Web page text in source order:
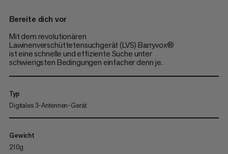
Bereite dich vor
Mit dem revolutionären
Lawinenverschüttetensuchgerät (LVS) Barryvox®
ist eine schnelle und effiziente Suche unter
schwierigsten Bedingungen einfacher denn je.
Typ
Digitales 3-Antennen-Gerät
Gewicht
210g